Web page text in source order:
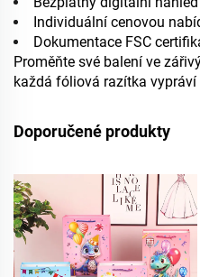
Individuální cenovou
Dokumentace FSC
Proměňte své balení ve
každá fóliová razítka
Doporučené produkty